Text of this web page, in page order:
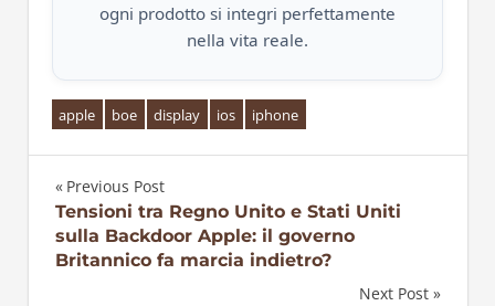
ogni prodotto si integri perfettamente
nella vita reale.
apple boe display ios iphone
Navigazione
articoli
Previous Post
Tensioni tra Regno Unito e Stati Uniti
sulla Backdoor Apple: il governo
Britannico fa marcia indietro?
Next Post